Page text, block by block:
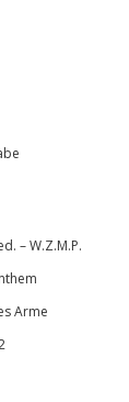
– W.Z.M.P.
Arme